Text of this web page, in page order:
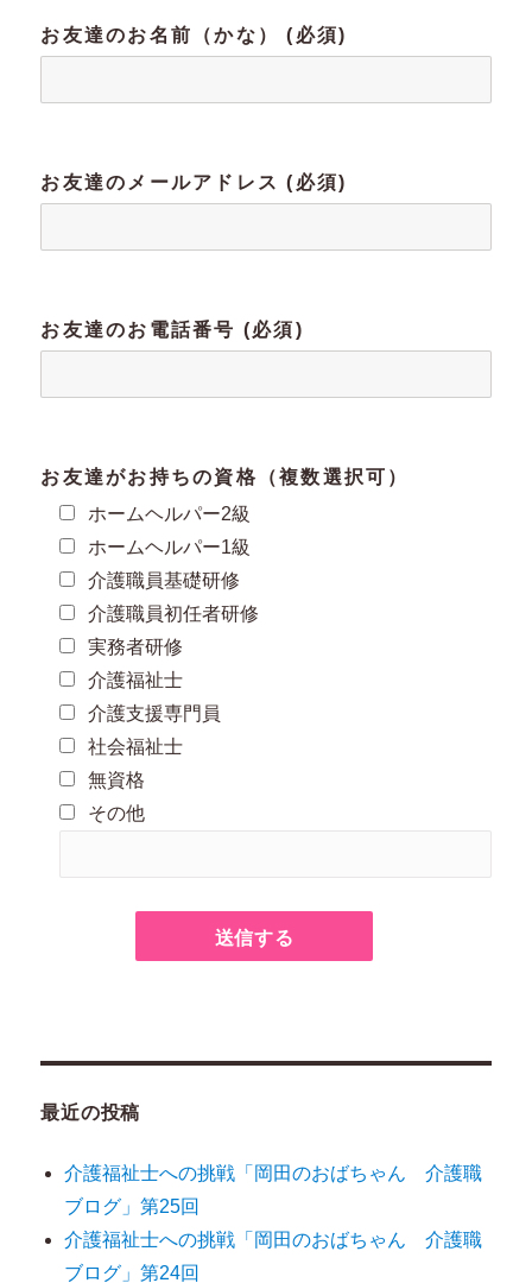
お友達のお名前（かな） (必須)
お友達のメールアドレス (必須)
お友達のお電話番号 (必須)
お友達がお持ちの資格（複数選択可）
ホームヘルパー2級
ホームヘルパー1級
介護職員基礎研修
介護職員初任者研修
実務者研修
介護福祉士
介護支援専門員
社会福祉士
無資格
その他
最近の投稿
介護福祉士への挑戦「岡田のおばちゃん 介護職
ブログ」第25回
介護福祉士への挑戦「岡田のおばちゃん 介護職
ブログ」第24回